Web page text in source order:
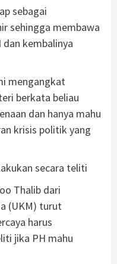
sebagai
sehingga membawa
kembalinya
mengangkat
berkata beliau
dan hanya mahu
krisis politik yang
secara teliti
Thalib dari
(UKM) turut
harus
jika PH mahu